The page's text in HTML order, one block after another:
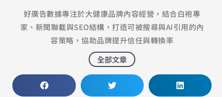
好廣告數據專注於大健康品牌內容經營，結合白袍專
家、新聞聯載與SEO結構，打造可被搜尋與AI引用的內
容策略，協助品牌提升信任與轉換率
全部文章